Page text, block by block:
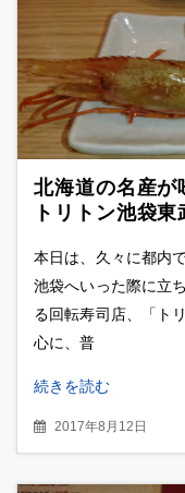
北海道の名産が
トリトン池袋
本日は、久々に都内
池袋へいった際に立
る回転寿司店、「ト
心に、普
続きを読む
2017年8月12日